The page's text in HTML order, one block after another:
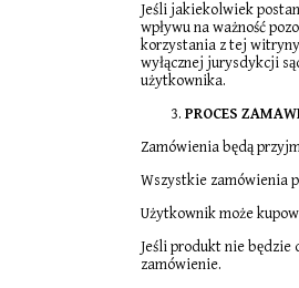
Jeśli jakiekolwiek
wpływu na ważność
korzystania z tej
wyłącznej jurysdykcji
użytkownika.
PROCES
Zamówienia będą
Wszystkie zamówienia
Użytkownik może
Jeśli produkt nie będzie
zamówienie.